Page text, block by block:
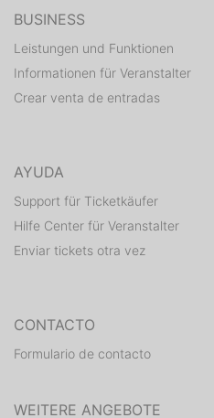
BUSINESS
Leistungen und Funktionen
Informationen für Veranstalter
Crear venta de entradas
AYUDA
Support für Ticketkäufer
Hilfe Center für Veranstalter
Enviar tickets otra vez
CONTACTO
Formulario de contacto
WEITERE ANGEBOTE